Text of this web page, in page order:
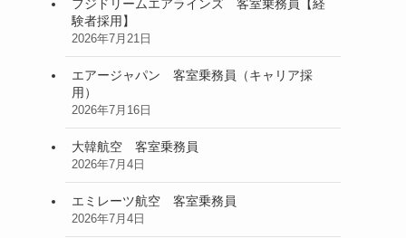
フジドリームエアラインズ 客室乗務員【経
験者採用】
2026年7月21日
エアージャパン 客室乗務員（キャリア採
用）
2026年7月16日
大韓航空 客室乗務員
2026年7月4日
エミレーツ航空 客室乗務員
2026年7月4日